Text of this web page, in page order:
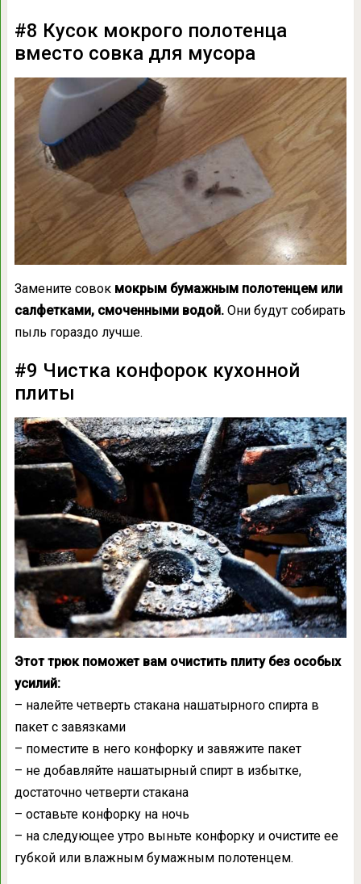
#8 Кусок мокрого полотенца
вместо совка для мусора
Замените совок мокрым бумажным полотенцем или
салфетками, смоченными водой.Они будут собирать
пыль гораздо лучше.
#9 Чистка конфорок кухонной
плиты
Этот трюк поможет вам очистить плиту без особых
усилий:
– налейте четверть стакана нашатырного спирта в
пакет с завязками
– поместите в него конфорку и завяжите пакет
– не добавляйте нашатырный спирт в избытке,
достаточно четверти стакана
– оставьте конфорку на ночь
– на следующее утро выньте конфорку и очистите ее
губкой или влажным бумажным полотенцем.